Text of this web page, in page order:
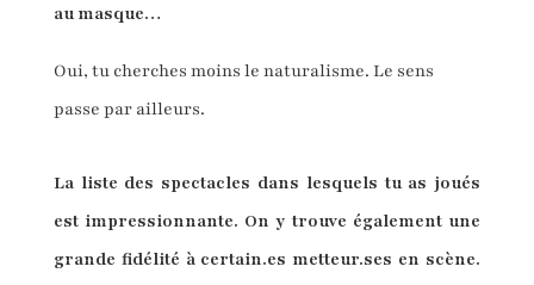
au masque…
Oui, tu cherches moins le naturalisme. Le sens
passe par ailleurs.
La liste des spectacles dans lesquels tu as joués
est impressionnante. On y trouve également une
grande fidélité à certain.es metteur.ses en scène.